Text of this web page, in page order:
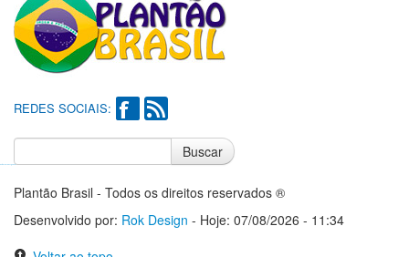
REDES SOCIAIS:
Buscar
Plantão Brasil - Todos os direitos reservados ®
Desenvolvido por: Rok Design - Hoje: 07/08/2026 - 11:34